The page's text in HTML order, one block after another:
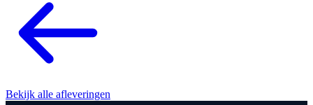
Bekijk alle afleveringen